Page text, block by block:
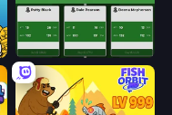
Idle Soccer Manager